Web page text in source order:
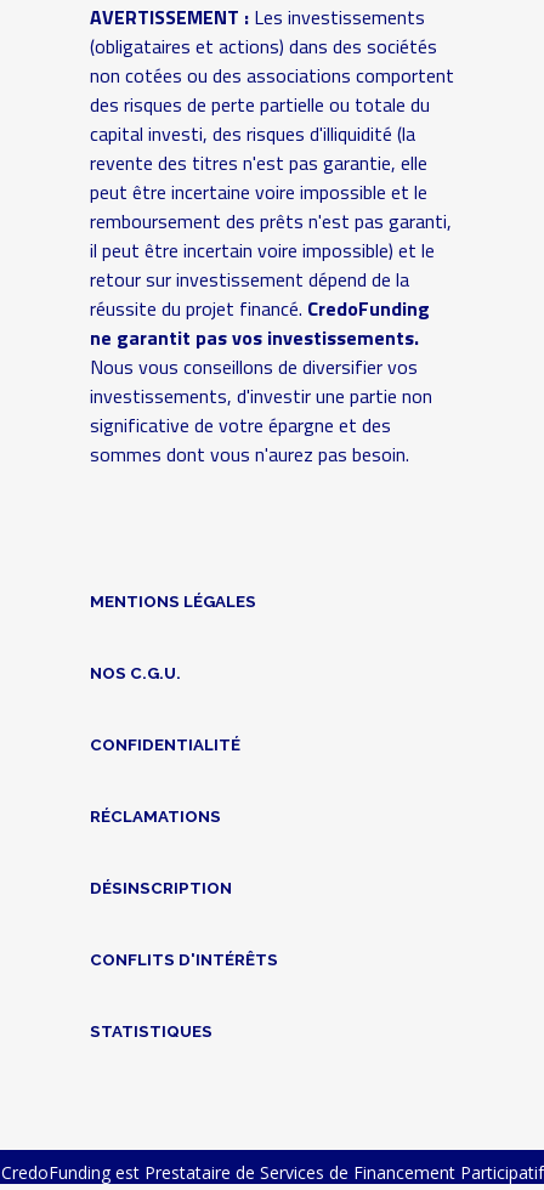
AVERTISSEMENT :Les investissements
(obligataires et actions) dans des sociétés
non cotées ou des associations comportent
des risques de perte partielle ou totale du
capital investi, des risques d'illiquidité (la
revente des titres n'est pas garantie, elle
peut être incertaine voire impossible et le
remboursement des prêts n'est pas garanti,
il peut être incertain voire impossible) et le
retour sur investissement dépend de la
réussite du projet financé. CredoFunding
ne garantit pas vos investissements.
Nous vous conseillons de diversifier vos
investissements, d'investir une partie non
significative de votre épargne et des
sommes dont vous n'aurez pas besoin.
MENTIONS LÉGALES
NOS C.G.U.
CONFIDENTIALITÉ
RÉCLAMATIONS
DÉSINSCRIPTION
CONFLITS D'INTÉRÊTS
STATISTIQUES
CredoFunding est Prestataire de Services de Financement Participatif